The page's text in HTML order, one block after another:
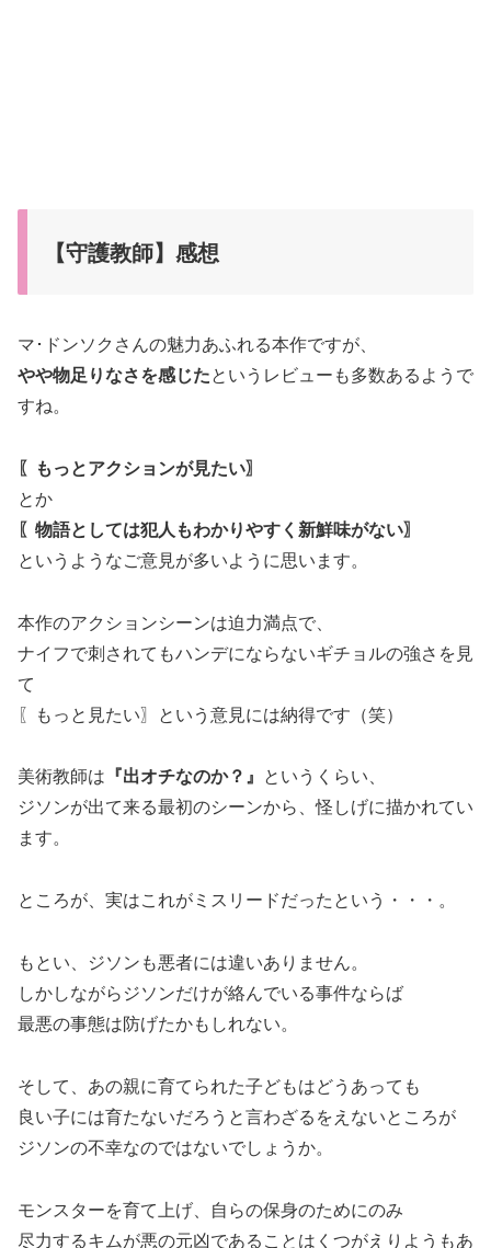
【守護教師】感想
マ･ドンソクさんの魅力あふれる本作ですが、
やや物足りなさを感じたというレビューも多数あるようで
すね。
〖もっとアクションが見たい〗
とか
〖物語としては犯人もわかりやすく新鮮味がない〗
というようなご意見が多いように思います。
本作のアクションシーンは迫力満点で、
ナイフで刺されてもハンデにならないギチョルの強さを見
て
〖もっと見たい〗という意見には納得です（笑）
美術教師は 『出オチなのか？』
というくらい、
ジソンが出て来る最初のシーンから、怪しげに描かれてい
ます。
ところが、実はこれがミスリードだったという・・・。
もとい、ジソンも悪者には違いありません。
しかしながらジソンだけが絡んでいる事件ならば
最悪の事態は防げたかもしれない。
そして、あの親に育てられた子どもはどうあっても
良い子には育たないだろうと言わざるをえないところが
ジソンの不幸なのではないでしょうか。
モンスターを育て上げ、自らの保身のためにのみ
尽力するキムが悪の元凶であることはくつがえりようもあ